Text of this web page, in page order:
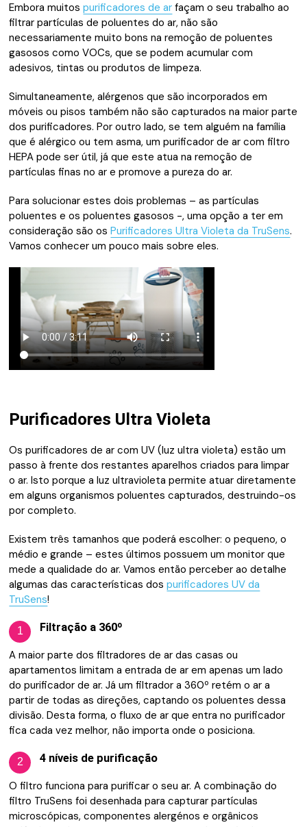
Embora muitospurificadores de ar façam o seu trabalho ao
filtrar partículas de poluentes do ar, não são
necessariamente muito bons na remoção de poluentes
gasosos como VOCs, que se podem acumular com
adesivos, tintas ou produtos de limpeza.
Simultaneamente, alérgenos que são incorporados em
móveis ou pisos também não são capturados na maior parte
dos purificadores.Por outro lado, se tem alguém na família
que é alérgico ou tem asma, um purificador de ar com filtro
HEPA pode ser útil, já que este atua na remoção de
partículas finas no ar e promove a pureza do ar.
Para solucionar estes dois problemas – as partículas
poluentes e os poluentes gasosos -, uma opção a ter em
consideração são osPurificadores Ultra Violeta da TruSens.
Vamos conhecer um pouco mais sobre eles.
Purificadores Ultra Violeta
Os purificadores de ar com UV (luz ultra violeta) estão um
passo à frente dos restantes aparelhos criados para limpar
o ar. Isto porque a luz ultravioleta permite atuar diretamente
em alguns organismos poluentes capturados, destruindo-os
por completo.
Existem três tamanhos que poderá escolher: o pequeno, o
médio e grande – estes últimos possuem um monitor que
mede a qualidade do ar. Vamos então perceber ao detalhe
algumas das características dospurificadores UV da
TruSens!
1 Filtração a 360º
A maior parte dos filtradores de ar das casas ou
apartamentos limitam a entrada de ar em apenas um lado
do purificador de ar. Já um filtrador a 360º retém o ar a
partir de todas as direções, captando os poluentes dessa
divisão. Desta forma, o fluxo de ar que entra no purificador
fica cada vez melhor, não importa onde o posiciona.
2 4 níveis de purificação
O filtro funciona para purificar o seu ar. A combinação do
filtro TruSens foi desenhada para capturar partículas
microscópicas, componentes alergénos e orgânicos